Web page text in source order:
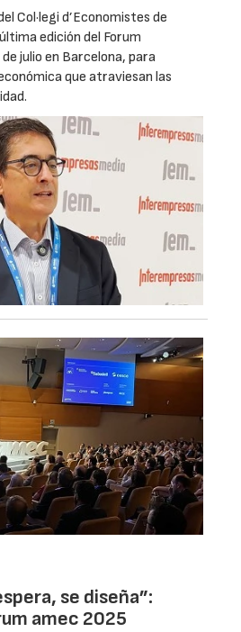
Col·legi d’Economistes de
edición del Forum
julio en Barcelona, para
que atraviesan las
se diseña”:
amec 2025